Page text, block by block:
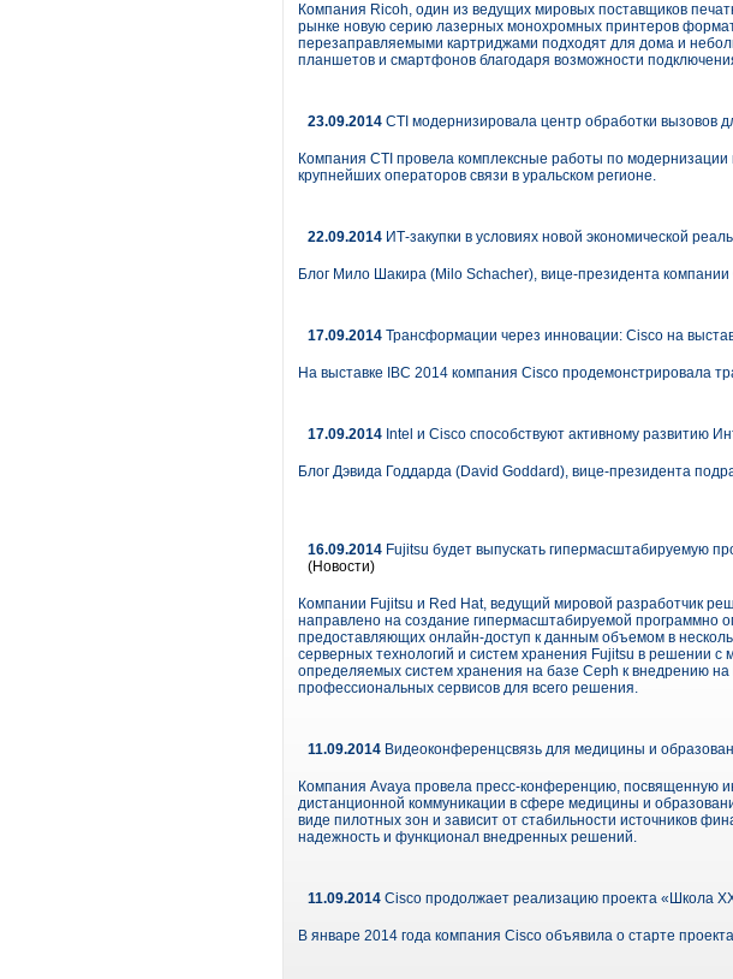
Компания Ricoh, один из ведущих мировых поставщиков
рынке новую серию лазерных монохромных принтеров
перезаправляемыми картриджами подходят для дома и
планшетов и смартфонов благодаря возможности
23.09.2014 CTI модернизировала центр обработки вызовов
Компания CTI провела комплексные работы по
крупнейших операторов связи в уральском регионе.
22.09.2014 ИТ-закупки в условиях новой экономической
Блог Мило Шакира (Milo Schacher), вице-президента
17.09.2014 Трансформации через инновации: Cisco на
На выставке IBC 2014 компания Cisco продемонстрировала
17.09.2014 Intel и Cisco cпособствуют активному развитию
Блог Дэвида Годдарда (David Goddard), вице-президента
16.09.2014 Fujitsu будет выпускать гипермасштабируемую
(Новости)
Компании Fujitsu и Red Hat, ведущий мировой разработчик
направлено на создание гипермасштабируемой программно
предоставляющих онлайн-доступ к данным объемом в
серверных технологий и систем хранения Fujitsu в решении с
определяемых систем хранения на базе Ceph к внедрению
профессиональных сервисов для всего решения.
11.09.2014 Видеоконференцсвязь для медицины и
Компания Avaya провела пресс-конференцию, посвященную
дистанционной коммуникации в сфере медицины и
виде пилотных зон и зависит от стабильности источников
надежность и функционал внедренных решений.
11.09.2014 Cisco продолжает реализацию проекта «Школа
В январе 2014 года компания Cisco объявила о старте